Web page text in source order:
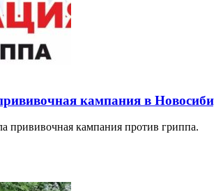
кампания в
прививочная кампания против гриппа.